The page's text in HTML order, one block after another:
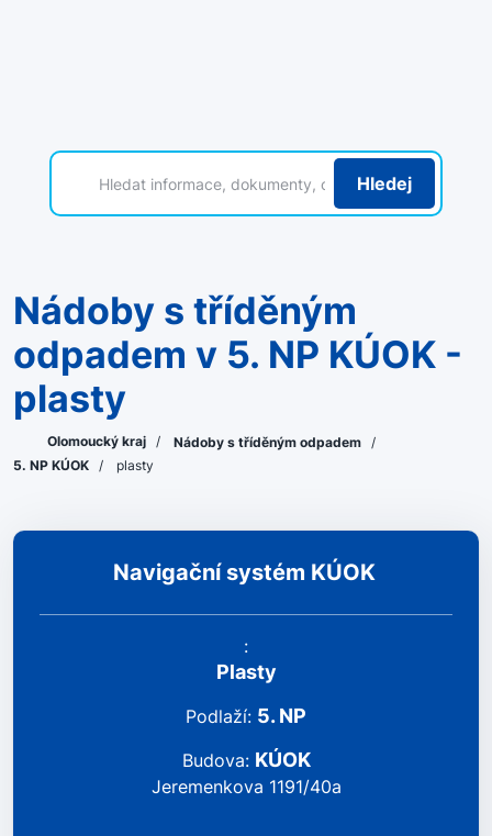
Hledej
Nádoby s tříděným
odpadem v 5. NP KÚOK -
plasty
Olomoucký kraj / Nádoby s tříděným odpadem /
5. NP KÚOK / plasty
Navigační systém KÚOK
:
Plasty
podlaží: 5.NP
Budova: KÚOK
Jeremenkova 1191/40a